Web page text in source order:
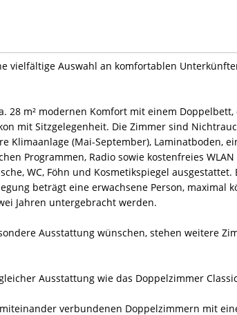
vielfältige Auswahl an komfortablen
28 m² modernen Komfort mit einem Doppelbett,
mit Sitzgelegenheit. Die Zimmer sind
Klimaanlage (Mai-September), Laminatboden,
Programmen, Radio sowie kostenfreies
WC, Föhn und Kosmetikspiegel ausgestattet.
beträgt eine erwachsene Person, maximal
Jahren untergebracht werden.
Ausstattung wünschen, stehen weitere
Ausstattung wie das Doppelzimmer
verbundenen Doppelzimmern mit